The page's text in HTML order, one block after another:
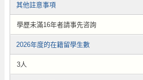
其他註意事項
學歷未滿16年者請事先咨詢
2026年度的在籍留學生數
3人